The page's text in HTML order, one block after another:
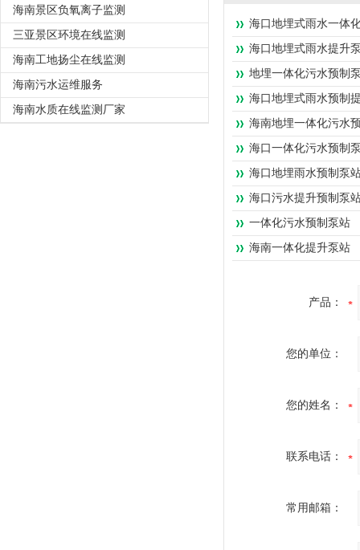
海南景区负氧离子监测
三亚景区环境在线监测
海南工地扬尘在线监测
海南污水运维服务
海南水质在线监测厂家
海口地埋式雨水一体
海口地埋式雨水提升
地埋一体化污水预制
海口地埋式雨水预制
海南地埋一体化污水
海口一体化污水预制
海口地埋雨水预制泵
海口污水提升预制泵
一体化污水预制泵站
海南一体化提升泵站
产品：
您的单位：
您的姓名：
联系电话：
常用邮箱：